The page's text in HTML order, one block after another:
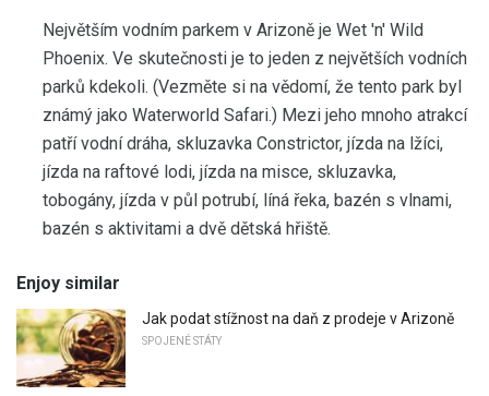
Největším vodním parkem v Arizoně je Wet 'n' Wild
Phoenix. Ve skutečnosti je to jeden z největších vodních
parků kdekoli. (Vezměte si na vědomí, že tento park byl
známý jako Waterworld Safari.) Mezi jeho mnoho atrakcí
patří vodní dráha, skluzavka Constrictor, jízda na lžíci,
jízda na raftové lodi, jízda na misce, skluzavka,
tobogány, jízda v půl potrubí, líná řeka, bazén s vlnami,
bazén s aktivitami a dvě dětská hřiště.
Enjoy similar
Jak podat stížnost na daň z prodeje v Arizoně
SPOJENÉ STÁTY